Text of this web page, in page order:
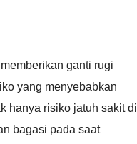
ganti rugi
yang menyebabkan
hanya risiko jatuh sakit di
bagasi pada saat